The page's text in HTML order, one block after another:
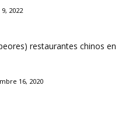
2022
restaurantes chinos en
16, 2020